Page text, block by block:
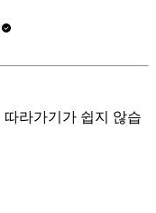
라가기가 쉽지 않습